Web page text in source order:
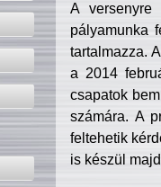
A versenyre
pályamunka
tartalmazza.
a 2014
csapatok
számára. A
feltehetik
is készül